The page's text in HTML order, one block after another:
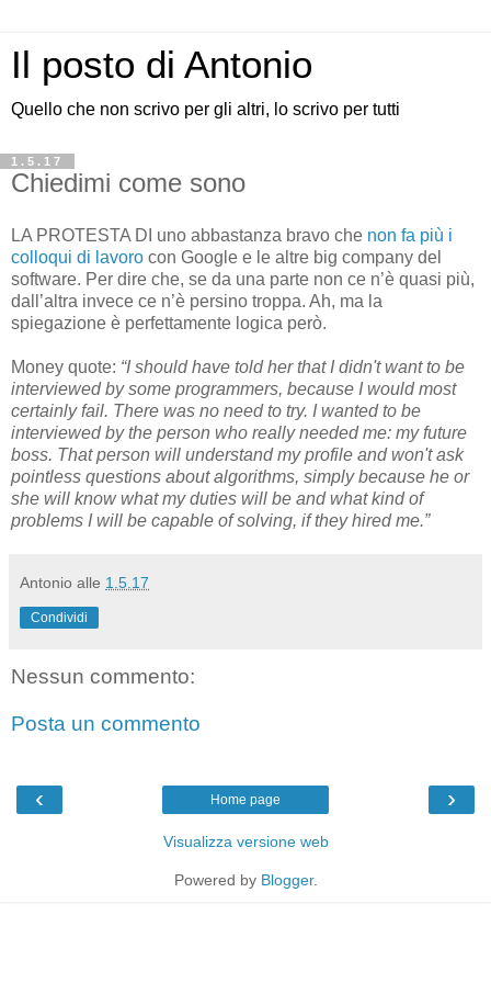
Il posto di Antonio
Quello che non scrivo per gli altri, lo scrivo per tutti
1.5.17
Chiedimi come sono
LA PROTESTA DI uno abbastanza bravo che non fa più i
colloqui di lavoro con Google e le altre big company del
software. Per dire che, se da una parte non ce n’è quasi più,
dall’altra invece ce n’è persino troppa. Ah, ma la
spiegazione è perfettamente logica però.
Money quote: “I should have told her that I didn't want to be
interviewed by some programmers, because I would most
certainly fail. There was no need to try. I wanted to be
interviewed by the person who really needed me: my future
boss. That person will understand my profile and won't ask
pointless questions about algorithms, simply because he or
she will know what my duties will be and what kind of
problems I will be capable of solving, if they hired me.”
Antonio alle 1.5.17
Condividi
Nessun commento:
Posta un commento
‹ ›
Home page
Visualizza versione web
Powered by Blogger.